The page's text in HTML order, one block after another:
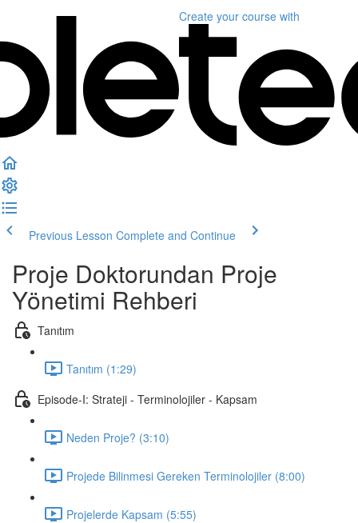
Create your course with
Previous Lesson Complete and Continue
Proje Doktorundan Proje
Yönetimi Rehberi
Tanıtım
Tanıtım (1:29)
Episode-I: Strateji - Terminolojiler - Kapsam
Neden Proje? (3:10)
Projede Bilinmesi Gereken Terminolojiler (8:00)
Projelerde Kapsam (5:55)